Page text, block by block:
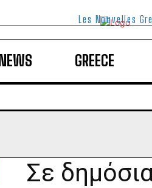
Les Nouvelles
GREECE
Σε